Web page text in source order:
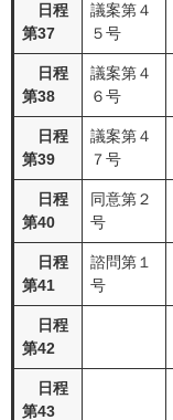
日程
第37
議案第４
５号
日程
第38
議案第４
６号
日程
第39
議案第４
７号
日程
第40
同意第２
号
日程
第41
諮問第１
号
日程
第42
日程
第43